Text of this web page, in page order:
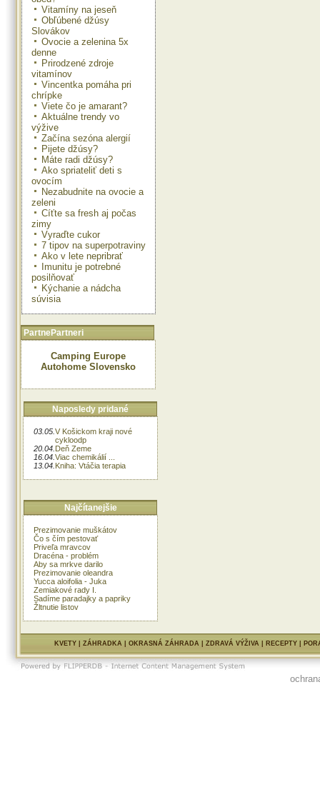
Vitamíny na jeseň
Obľúbené džúsy
Slovákov
Ovocie a zelenina 5x
denne
Prirodzené zdroje
vitamínov
Vincentka pomáha pri
chrípke
Viete čo je amarant?
Aktuálne trendy vo
výžive
Začína sezóna alergií
Pijete džúsy?
Máte radi džúsy?
Ako spriateliť deti s
ovocím
Nezabudnite na ovocie a
zeleni
Cíťte sa fresh aj počas
zimy
Vyraďte cukor
7 tipov na superpotraviny
Ako v lete nepribrať
Imunitu je potrebné
posilňovať
Kýchanie a nádcha
súvisia
PartnePartneri
Camping Europe
Autohome Slovensko
Naposledy pridané
03.05. V Košickom kraji nové
cykloodp
20.04. Deň Zeme
16.04. Viac chemikálií ...
13.04. Kniha: Vtáčia terapia
Najčítanejšie
Prezimovanie muškátov
Čo s čím pestovať
Priveľa mravcov
Dracéna - problém
Aby sa mrkve darilo
Prezimovanie oleandra
Yucca aloifolia - Juka
Zemiakové rady I.
Sadíme paradajky a papriky
Žltnutie listov
KVETY| ZÁHRADKA| OKRASNÁ ZÁHRADA| ZDRAVÁ VÝŽIVA| RECEPTY|